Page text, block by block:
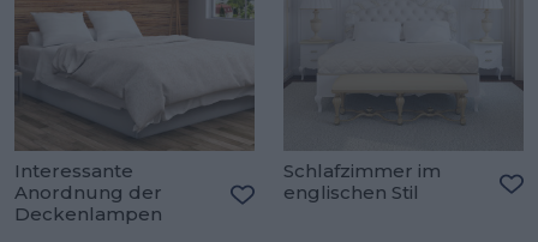
Interessante
Anordnung der
Deckenlampen
Schlafzimmer im
englischen Stil